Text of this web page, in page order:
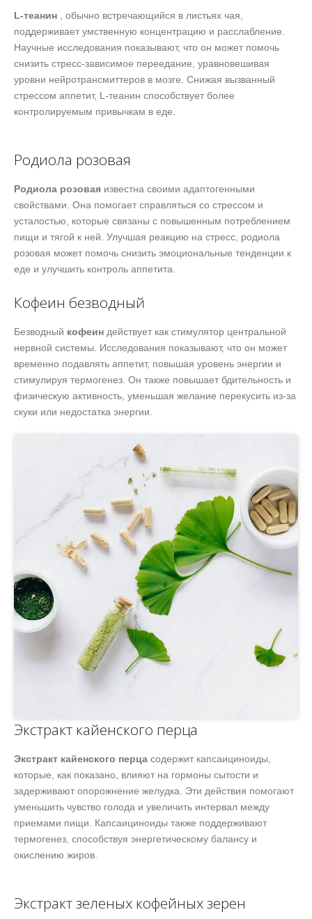
L-теанин , обычно встречающийся в листьях чая,
поддерживает умственную концентрацию и расслабление.
Научные исследования показывают, что он может помочь
снизить стресс-зависимое переедание, уравновешивая
уровни нейротрансмиттеров в мозге. Снижая вызванный
стрессом аппетит, L-теанин способствует более
контролируемым привычкам в еде.
Родиола розовая
Родиола розовая известна своими адаптогенными
свойствами. Она помогает справляться со стрессом и
усталостью, которые связаны с повышенным потреблением
пищи и тягой к ней. Улучшая реакцию на стресс, родиола
розовая может помочь снизить эмоциональные тенденции к
еде и улучшить контроль аппетита.
Кофеин безводный
Безводный кофеин действует как стимулятор центральной
нервной системы. Исследования показывают, что он может
временно подавлять аппетит, повышая уровень энергии и
стимулируя термогенез. Он также повышает бдительность и
физическую активность, уменьшая желание перекусить из-за
скуки или недостатка энергии.
Экстракт кайенского перца
Экстракт кайенского перца содержит капсаициноиды,
которые, как показано, влияют на гормоны сытости и
задерживают опорожнение желудка. Эти действия помогают
уменьшить чувство голода и увеличить интервал между
приемами пищи. Капсаициноиды также поддерживают
термогенез, способствуя энергетическому балансу и
окислению жиров.
Экстракт зеленых кофейных зерен